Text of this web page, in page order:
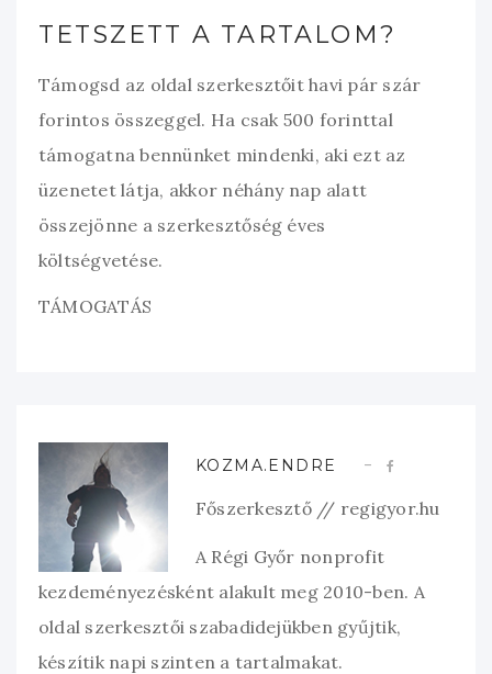
TETSZETT A TARTALOM?
Támogsd az oldal szerkesztőit havi pár szár
forintos összeggel. Ha csak 500 forinttal
támogatna bennünket mindenki, aki ezt az
üzenetet látja, akkor néhány nap alatt
összejönne a szerkesztőség éves
költségvetése.
TÁMOGATÁS
KOZMA.ENDRE
Főszerkesztő // regigyor.hu
A Régi Győr nonprofit
kezdeményezésként alakult meg 2010-ben. A
oldal szerkesztői szabadidejükben gyűjtik,
készítik napi szinten a tartalmakat.